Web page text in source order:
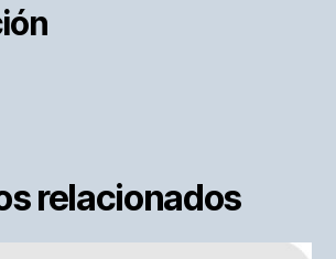
relacionados